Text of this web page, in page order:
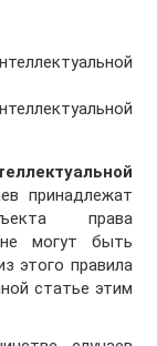
принадлежат
права
не могут быть
этого правила
статье этим